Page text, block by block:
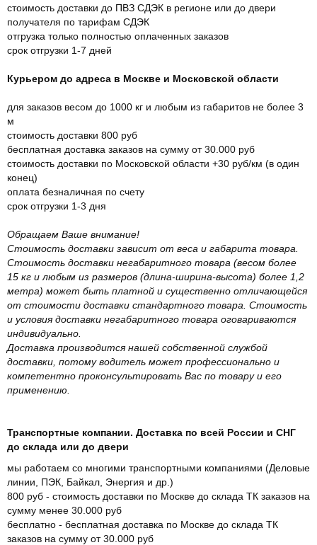
стоимость доставки до ПВЗ СДЭК в регионе или до двери
получателя по тарифам СДЭК
отгрузка только полностью оплаченных заказов
срок отгрузки 1-7 дней
Курьером до адреса в Москве и Московской области
для заказов весом до 1000 кг и любым из габаритов не более 3
м
стоимость доставки 800 руб
бесплатная доставка заказов на сумму от 30.000 руб
стоимость доставки по Московской области +30 руб/км (в один
конец)
оплата безналичная по счету
срок отгрузки 1-3 дня
Обращаем Ваше внимание!
Стоимость доставки зависит от веса и габарита товара.
Стоимость доставки негабаритного товара (весом более
15 кг и любым из размеров (длина-ширина-высота) более 1,2
метра) может быть платной и существенно отличающейся
от стоимости доставки стандартного товара. Стоимость
и условия доставки негабаритного товара оговариваются
индивидуально.
Доставка производится нашей собственной службой
доставки, потому водитель может профессионально и
компетентно проконсультировать Вас по товару и его
применению.
Транспортные компании. Доставка по всей России и СНГ
до склада или до двери
мы работаем со многими транспортными компаниями (Деловые
линии, ПЭК, Байкал, Энергия и др.)
800 руб - стоимость доставки по Москве до склада ТК заказов на
сумму менее 30.000 руб
бесплатно - бесплатная доставка по Москве до склада ТК
заказов на сумму от 30.000 руб